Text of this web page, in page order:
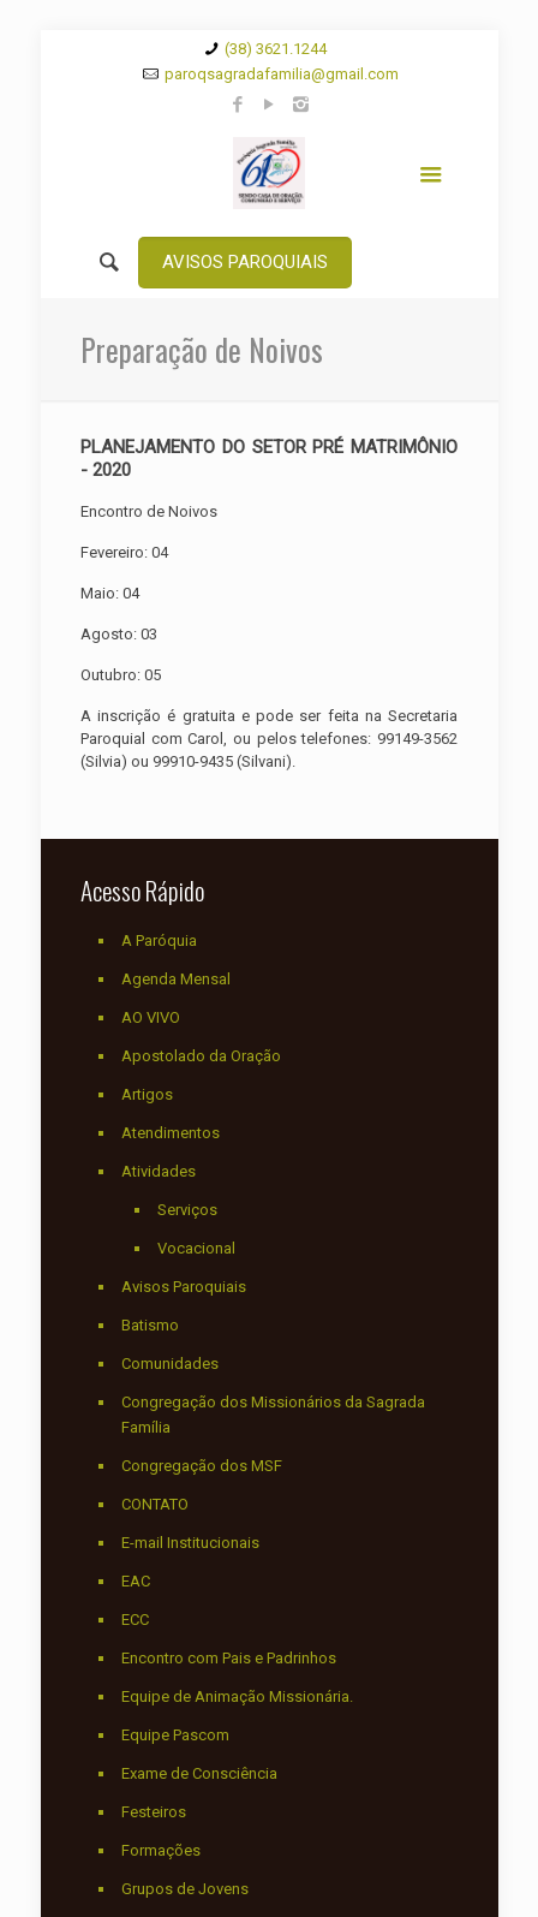
(38) 3621.1244
paroqsagradafamilia@gmail.com
AVISOS PAROQUIAIS
Preparação de Noivos
PLANEJAMENTO DO SETOR PRÉ MATRIMÔNIO
- 2020
Encontro de Noivos
Fevereiro: 04
Maio: 04
Agosto: 03
Outubro: 05
A inscrição é gratuita e pode ser feita na Secretaria
Paroquial com Carol, ou pelos telefones: 99149-3562
(Silvia) ou 99910-9435 (Silvani).
Acesso Rápido
A Paróquia
Agenda Mensal
AO VIVO
Apostolado da Oração
Artigos
Atendimentos
Atividades
Serviços
Vocacional
Avisos Paroquiais
Batismo
Comunidades
Congregação dos Missionários da Sagrada
Família
Congregação dos MSF
CONTATO
E-mail Institucionais
EAC
ECC
Encontro com Pais e Padrinhos
Equipe de Animação Missionária.
Equipe Pascom
Exame de Consciência
Festeiros
Formações
Grupos de Jovens